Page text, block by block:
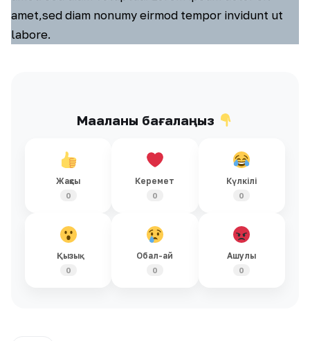
amet,sed diam nonumy eirmod tempor invidunt ut
labore.
Мақаланы бағалаңыз
Жақсы
0
Керемет
0
Күлкілі
0
Қызық
0
Обал-ай
0
Ашулы
0